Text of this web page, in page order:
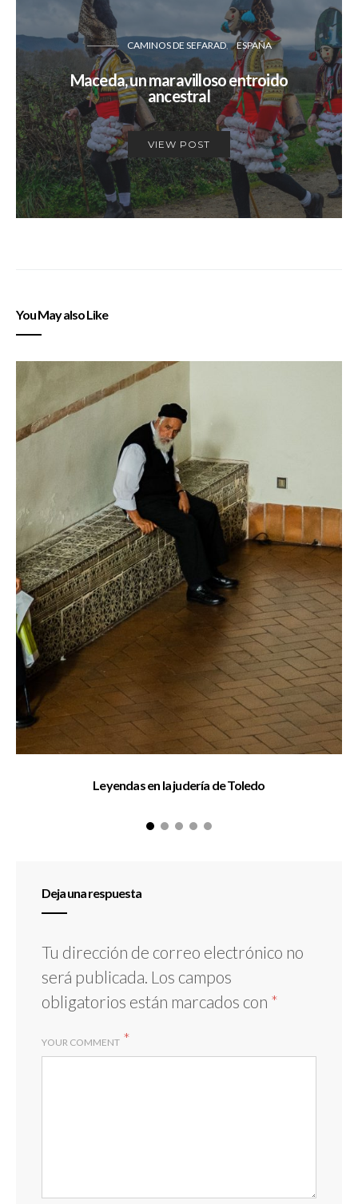
CAMINOS DE SEFARAD ESPAÑA
Maceda, un maravilloso entroido
ancestral
VIEW POST
You May also Like
Leyendas en la judería de Toledo
Deja una respuesta
Tu dirección de correo electrónico no
será publicada. Los campos
obligatorios están marcados con *
YOUR COMMENT *